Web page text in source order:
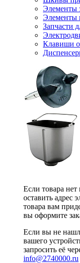
Элементы
Элементы
Запчасти
Клавиши
Если товара
оставить адрес
товара вам
вы оформите
Если вы не
вашего
запросить её
info@2740000.ru